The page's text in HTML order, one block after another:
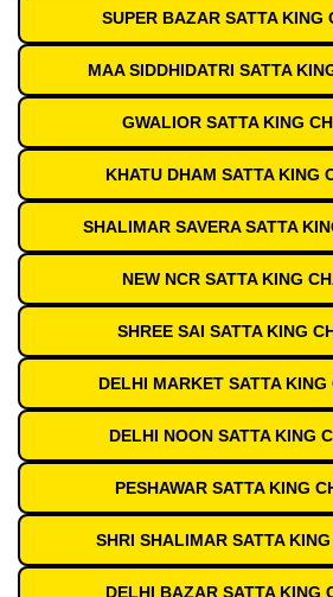
SUPER BAZAR SATTA KING
MAA SIDDHIDATRI SATTA
GWALIOR SATTA KING
KHATU DHAM SATTA KING
SHALIMAR SAVERA SATTA
NEW NCR SATTA KING
SHREE SAI SATTA KING
DELHI MARKET SATTA
DELHI NOON SATTA KING
PESHAWAR SATTA KING
SHRI SHALIMAR SATTA
DELHI BAZAR SATTA KING